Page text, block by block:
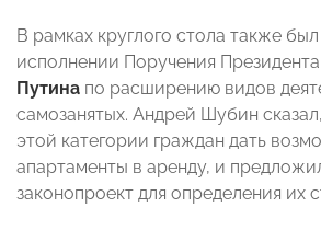
В рамках круглого стола также
исполнении Поручения
Путина по расширению видов
самозанятых. Андрей Шубин
этой категории граждан дать
апартаменты в аренду, и
законопроект для определения их